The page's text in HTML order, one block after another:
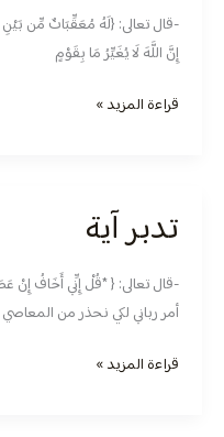
-قال تعالى: {‏لَهُ مُعَقِّبَاتٌ مِّن
إِنَّ اللَّهَ لَا يُغَيِّرُ مَا بِقَوْمٍ
قراءة المزيد »
تدبر آية
أمر رباني لكي نحذر من المعاصي
تدبر
قراءة المزيد »